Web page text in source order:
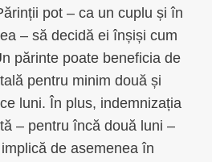
pot – ca un cuplu și în
– să decidă ei înșiși cum
părinte poate beneficia de
pentru minim două și
luni. În plus, indemnizația
– pentru încă două luni –
de asemenea în